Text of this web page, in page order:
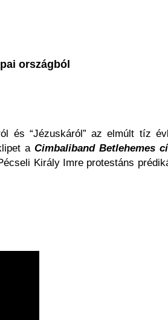
országból
és “Jézuskáról” az elmúlt tíz
a Cimbaliband Betlehemes
Király Imre protestáns